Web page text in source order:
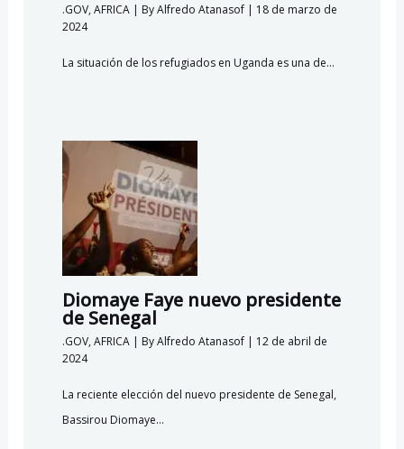
.GOV,AFRICA| ByAlfredo Atanasof | 18 de marzo de
2024
La situación de los refugiados en Uganda es una de…
Diomaye Faye nuevo presidente
de Senegal
.GOV,AFRICA| ByAlfredo Atanasof | 12 de abril de
2024
La reciente elección del nuevo presidente de Senegal,
Bassirou Diomaye…